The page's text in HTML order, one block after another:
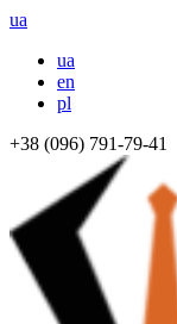
ua
ua
en
pl
+38 (096) 791-79-41